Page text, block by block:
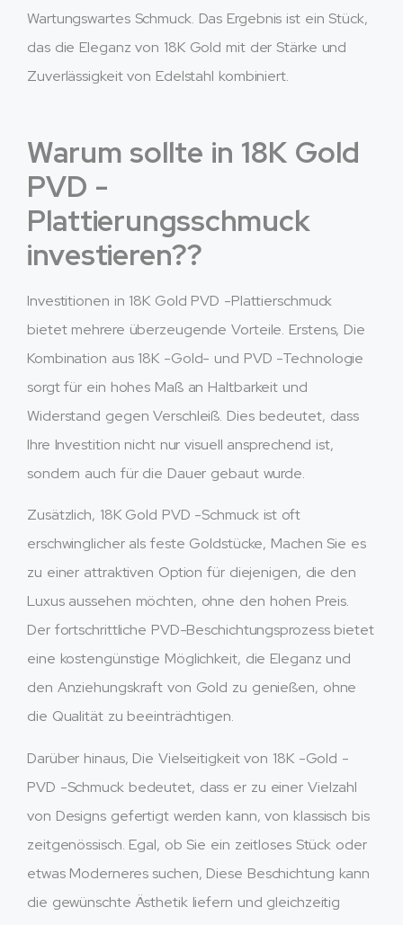
Wartungswartes Schmuck. Das Ergebnis ist ein Stück,
das die Eleganz von 18K Gold mit der Stärke und
Zuverlässigkeit von Edelstahl kombiniert.
Warum sollte in 18K Gold
PVD -
Plattierungsschmuck
investieren??
Investitionen in 18K Gold PVD -Plattierschmuck
bietet mehrere überzeugende Vorteile. Erstens, Die
Kombination aus 18K -Gold- und PVD -Technologie
sorgt für ein hohes Maß an Haltbarkeit und
Widerstand gegen Verschleiß. Dies bedeutet, dass
Ihre Investition nicht nur visuell ansprechend ist,
sondern auch für die Dauer gebaut wurde.
Zusätzlich, 18K Gold PVD -Schmuck ist oft
erschwinglicher als feste Goldstücke, Machen Sie es
zu einer attraktiven Option für diejenigen, die den
Luxus aussehen möchten, ohne den hohen Preis.
Der fortschrittliche PVD-Beschichtungsprozess bietet
eine kostengünstige Möglichkeit, die Eleganz und
den Anziehungskraft von Gold zu genießen, ohne
die Qualität zu beeinträchtigen.
Darüber hinaus, Die Vielseitigkeit von 18K -Gold -
PVD -Schmuck bedeutet, dass er zu einer Vielzahl
von Designs gefertigt werden kann, von klassisch bis
zeitgenössisch. Egal, ob Sie ein zeitloses Stück oder
etwas Moderneres suchen, Diese Beschichtung kann
die gewünschte Ästhetik liefern und gleichzeitig